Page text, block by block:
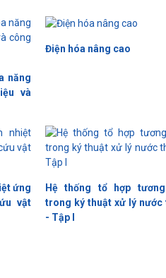
năng
và
Điện hóa nâng cao
ứng
vật
Hệ thống tổ hợp
trong ký thuật xử lý nước
- Tập I